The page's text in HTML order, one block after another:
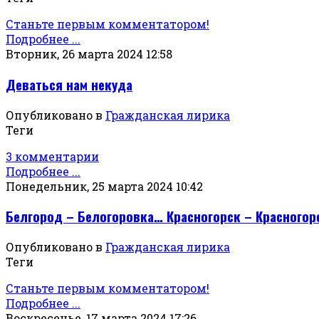
Станьте первым комментатором!
Подробнее ...
Вторник, 26 марта 2024 12:58
Деваться нам некуда
Опубликовано в Гражданская лирика
Теги
3 комментарии
Подробнее ...
Понедельник, 25 марта 2024 10:42
Белгород – Белогоровка… Красногорск –
Опубликовано в Гражданская лирика
Теги
Станьте первым комментатором!
Подробнее ...